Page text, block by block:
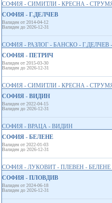
СОФИЯ - СИМИТЛИ - КРЕСНА -
СОФИЯ - Г.ДЕЛЧЕВ
Валиден от 2014-04-12
Валиден до 2026-12-31
СОФИЯ - РАЗЛОГ - БАНСКО -
СОФИЯ - ПЕТРИЧ
Валиден от 2015-03-30
Валиден до 2026-12-31
СОФИЯ - СИМИТЛИ - КРЕСНА -
СОФИЯ - ВИДИН
Валиден от 2022-04-15
Валиден до 2026-12-31
СОФИЯ - ВРАЦА - ВИДИН
СОФИЯ - БЕЛЕНЕ
Валиден от 2022-01-03
Валиден до 2026-12-31
СОФИЯ - ЛУКОВИТ - ПЛЕВЕН - БЕЛЕНЕ
СОФИЯ - ПЛОВДИВ
Валиден от 2024-06-18
Валиден до 2026-12-31